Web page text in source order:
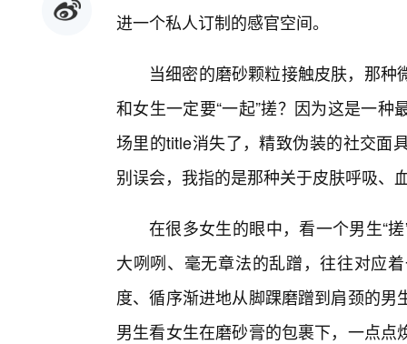
进一个私人订制的感官空间。
当细密的磨砂颗粒接触皮肤，那
和女生一定要“一起”搓？因为这是一
场里的title消失了，精致伪装的社交
别误会，我指的是那种关于皮肤呼吸、
在很多女生的眼中，看一个男生“
大咧咧、毫无章法的乱蹭，往往对应
度、循序渐进地从脚踝磨蹭到肩颈的
男生看女生在磨砂膏的包裹下，一点